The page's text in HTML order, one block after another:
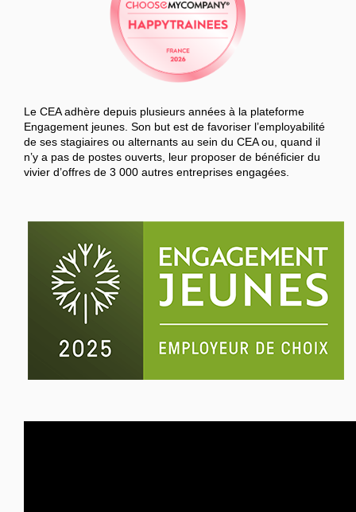
Le CEA adhère depuis plusieurs années à la plateforme
Engagement jeunes. Son but est de favoriser l’employabilité
de ses stagiaires ou alternants au sein du CEA ou, quand il
n’y a pas de postes ouverts, leur proposer de bénéficier du
vivier d’offres de 3 000 autres entreprises engagées.